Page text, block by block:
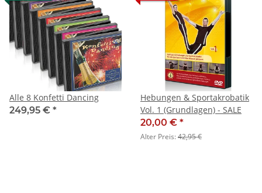
Alle 8 Konfetti Dancing
249,95 € *
Hebungen & Sportakrobatik
Vol. 1 (Grundlagen) - SALE
20,00 € *
Alter Preis:42,95 €